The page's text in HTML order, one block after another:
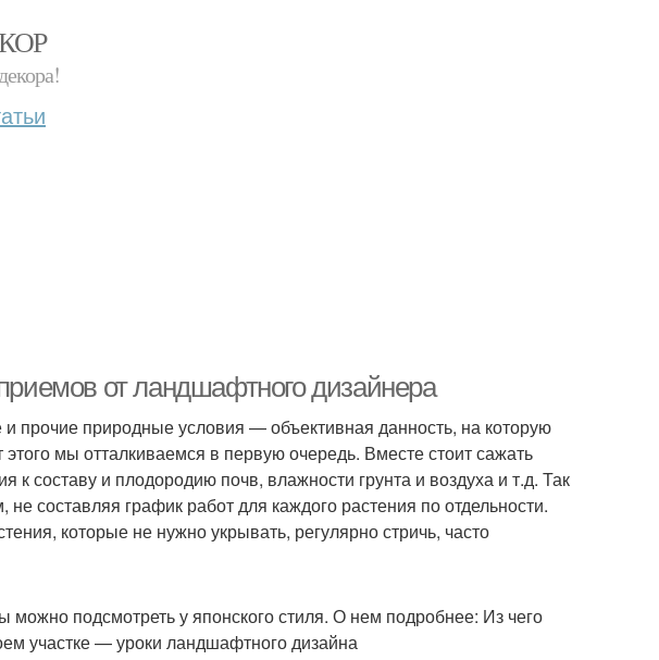
от ландшафтного дизайнера
прочие природные условия — объективная данность, на которую
мы отталкиваемся в первую очередь. Вместе стоит сажать
составу и плодородию почв, влажности грунта и воздуха и т.д. Так
составляя график работ для каждого растения по отдельности.
которые не нужно укрывать, регулярно стричь, часто
подсмотреть у японского стиля. О нем подробнее: Из чего
участке — уроки ландшафтного дизайна